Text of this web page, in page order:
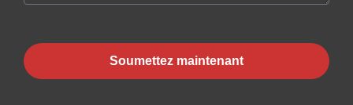
Soumettez maintenant